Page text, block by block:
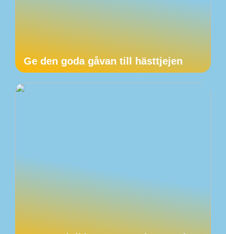
Ge den goda gåvan till hästtjejen